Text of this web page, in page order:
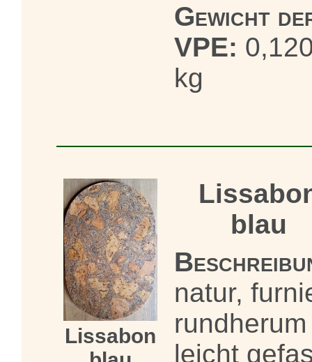
Gewicht
VPE:
kg
Lissabon
blau
natur,
rundherum
leicht